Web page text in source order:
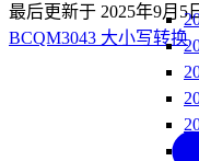
最后更新于 2025年9月5
BCQM3043 大小写转换